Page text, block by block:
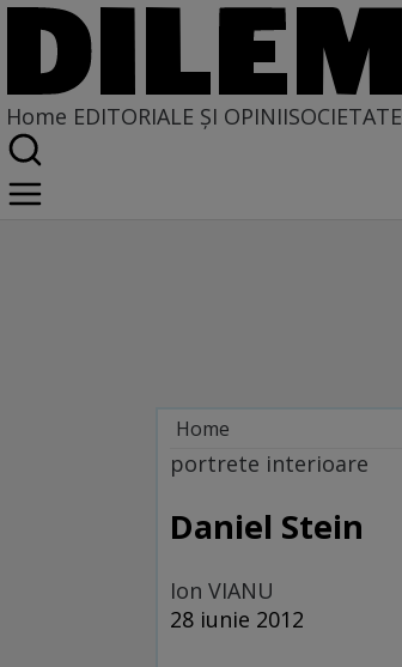
Home EDITORIALE ȘI OPINIISOCIETATE
Home
Dilemateca
portrete interioare
Daniel Stein
Ion VIANU
28 iunie 2012